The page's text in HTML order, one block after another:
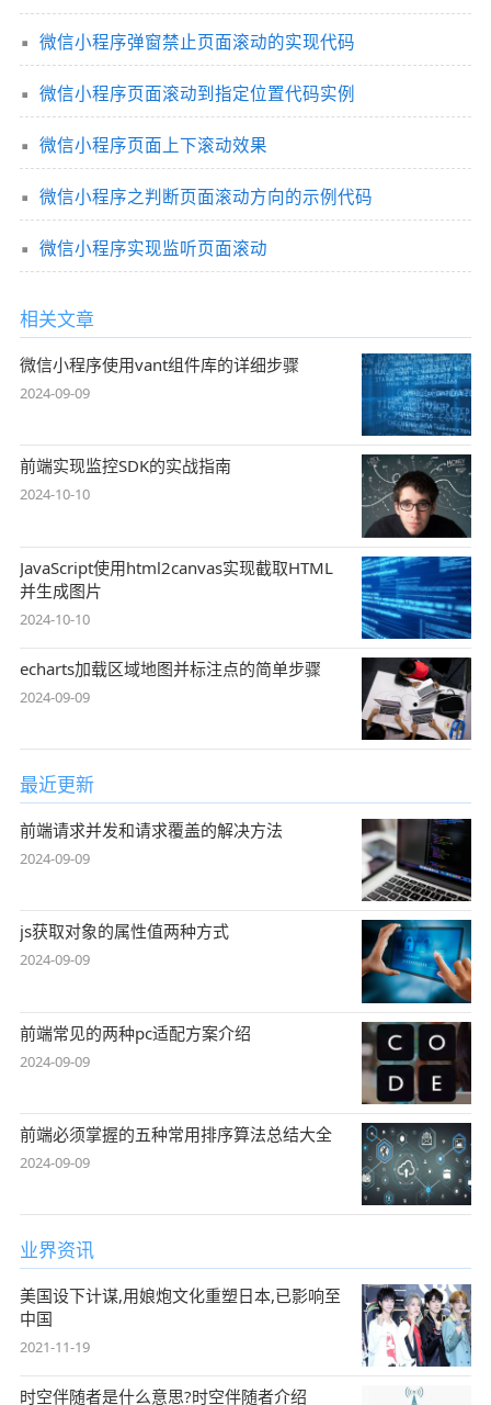
微信小程序弹窗禁止页面滚动的实现代码
微信小程序页面滚动到指定位置代码实例
微信小程序页面上下滚动效果
微信小程序之判断页面滚动方向的示例代码
微信小程序实现监听页面滚动
相关文章
微信小程序使用vant组件库的详细步骤
2024-09-09
前端实现监控SDK的实战指南
2024-10-10
JavaScript使用html2canvas实现截取HTML
并生成图片
2024-10-10
echarts加载区域地图并标注点的简单步骤
2024-09-09
最近更新
前端请求并发和请求覆盖的解决方法
2024-09-09
js获取对象的属性值两种方式
2024-09-09
前端常见的两种pc适配方案介绍
2024-09-09
前端必须掌握的五种常用排序算法总结大全
2024-09-09
业界资讯
美国设下计谋,用娘炮文化重塑日本,已影响至
中国
2021-11-19
时空伴随者是什么意思?时空伴随者介绍